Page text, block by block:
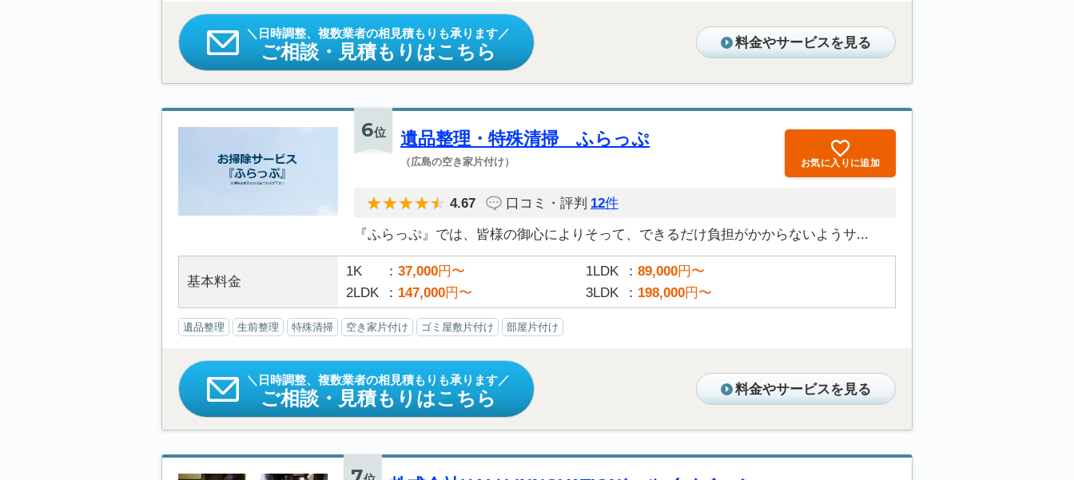
日時調整、複数業者の相見積もりも承ります
ご相談・見積もりはこちら 料金やサービスを見る
6位 遺品整理・特殊清掃 ふらっぷ
（広島の空き家片付け） お気に入りに追加
4.67 口コミ・評判 12件
『ふらっぷ』では、皆様の御心によりそって、できるだけ負担がかからないようサ...
基本料金
1K 37,000円〜 1LDK 89,000円〜
2LDK
147,000円〜 3LDK 198,000円〜
遺品整理 生前整理 特殊清掃 空き家片付け ゴミ屋敷片付け 部屋片付け
日時調整、複数業者の相見積もりも承ります
ご相談・見積もりはこちら 料金やサービスを見る